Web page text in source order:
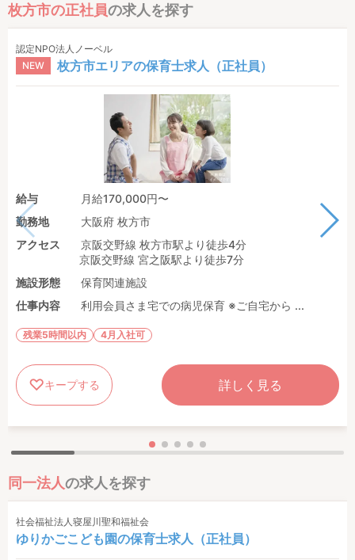
枚方市の正社員の求人を探す
認定NPO法人ノーベル
NEW
枚方市エリアの保育士求人（正社員）
給与
月給170,000円〜
勤務地
大阪府 枚方市
アクセス
京阪交野線 枚方市駅より徒歩4分
京阪交野線 宮之阪駅より徒歩7分
施設形態
保育関連施設
仕事内容
利用会員さま宅での病児保育 ※ご自宅から ...
残業5時間以内 4月入社可
キープする 詳しく見る
同一法人の求人を探す
社会福祉法人寝屋川聖和福祉会
ゆりかごこども園の保育士求人（正社員）